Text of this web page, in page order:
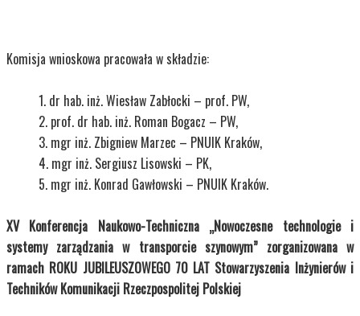
Komisja wnioskowa pracowała w składzie:
dr hab. inż. Wiesław Zabłocki – prof. PW,
prof. dr hab. inż. Roman Bogacz – PW,
mgr inż. Zbigniew Marzec – PNUIK Kraków,
mgr inż. Sergiusz Lisowski – PK,
mgr inż. Konrad Gawłowski – PNUIK Kraków.
XV Konferencja Naukowo-Techniczna „Nowoczesne technologie i
systemy zarządzania w transporcie szynowym” zorganizowana w
ramach ROKU JUBILEUSZOWEGO 70 LAT Stowarzyszenia Inżynierów i
Techników Komunikacji Rzeczpospolitej Polskiej